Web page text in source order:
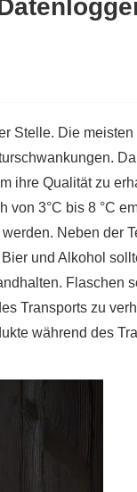
Stelle. Die
ihre Qualität zu
von 3°C bis 8 °C
Neben der
und Alkohol
Flaschen
Transports zu
während des